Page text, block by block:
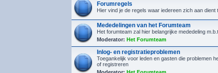
Forumregels
Hier vind je de regels waar iedereen zich aan dient
Mededelingen van het Forumteam
Het forumteam zal hier belangrijke mededeling
Moderator: Het Forumteam
Inlog- en registratieproblemen
Toegankelijk voor leden en gasten die problemen
of registreren